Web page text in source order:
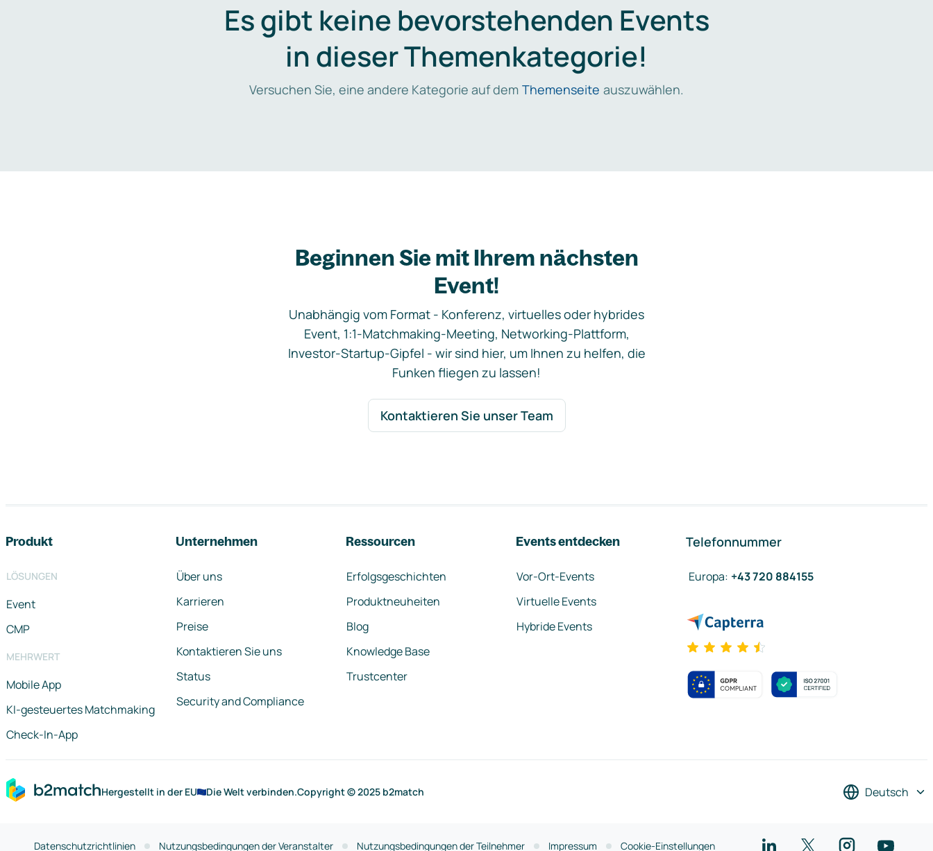
Es gibt keine bevorstehenden Events
in dieser Themenkategorie!
Versuchen Sie, eine andere Kategorie auf dem Themenseite auszuwählen.
Beginnen Sie mit Ihrem nächsten
Event!
Unabhängig vom Format - Konferenz, virtuelles oder hybrides
Event, 1:1-Matchmaking-Meeting, Networking-Plattform,
Investor-Startup-Gipfel - wir sind hier, um Ihnen zu helfen, die
Funken fliegen zu lassen!
Kontaktieren Sie unser Team
Produkt
LÖSUNGEN
Event
CMP
MEHRWERT
Mobile App
KI-gesteuertes Matchmaking
Check-In-App
Unternehmen
Über uns
Karrieren
Preise
Kontaktieren Sie uns
Status
Security and Compliance
Ressourcen
Erfolgsgeschichten
Produktneuheiten
Blog
Knowledge Base
Trustcenter
Events entdecken
Vor-Ort-Events
Virtuelle Events
Hybride Events
Telefonnummer
Europa: +43 720 884155
Hergestellt in der EU Die Welt verbinden.Copyright © 2025 b2match Deutsch
Datenschutzrichtlinien Nutzungsbedingungen der Veranstalter Nutzungsbedingungen der Teilnehmer Impressum Cookie-Einstellungen